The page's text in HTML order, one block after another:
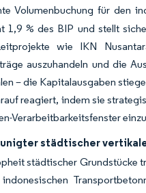
Volumenbuchung für den
1,9 % des BIP und stellt
wie IKN
auszuhandeln und die
– die Kapitalausgaben
reagiert, indem sie
Verarbeitbarkeitsfenster
städtischer
städtischer Grundstücke